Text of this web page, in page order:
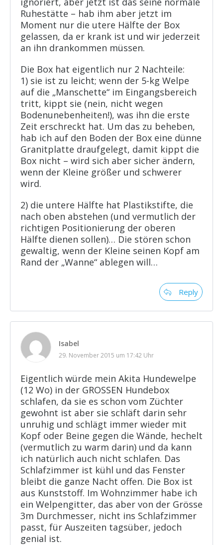
Ruhestätte – hab ihm aber jetzt im
Moment nur die utere Hälfte der Box
gelassen, da er krank ist und wir jederzeit
an ihn drankommen müssen.
Die Box hat eigentlich nur 2 Nachteile:
1) sie ist zu leicht; wenn der 5-kg Welpe
auf die „Manschette“ im Eingangsbereich
tritt, kippt sie (nein, nicht wegen
Bodenunebenheiten!), was ihn die erste
Zeit erschreckt hat. Um das zu beheben,
hab ich auf den Boden der Box eine dünne
Granitplatte draufgelegt, damit kippt die
Box nicht – wird sich aber sicher ändern,
wenn der Kleine größer und schwerer
wird.
2) die untere Hälfte hat Plastikstifte, die
nach oben abstehen (und vermutlich der
richtigen Positionierung der oberen
Hälfte dienen sollen)… Die stören schon
gewaltig, wenn der Kleine seinen Kopf am
Rand der „Wanne“ ablegen will…
Reply
Isabel
29. November 2015 um 17:42 Uhr
Eigentlich würde mein Akita Hundewelpe
(12 Wo) in der GROSSEN Hundebox
schlafen, da sie es schon vom Züchter
gewohnt ist aber sie schläft darin sehr
unruhig und schlägt immer wieder mit
Kopf oder Beine gegen die Wände, hechelt
(vermutlich zu warm darin) und da kann
ich natürlich auch nicht schlafen. Das
Schlafzimmer ist kühl und das Fenster
bleibt die ganze Nacht offen. Die Box ist
aus Kunststoff. Im Wohnzimmer habe ich
ein Welpengitter, das aber von der Grösse
3m Durchmesser, nicht ins Schlafzimmer
passt, für Auszeiten tagsüber, jedoch
genial ist.